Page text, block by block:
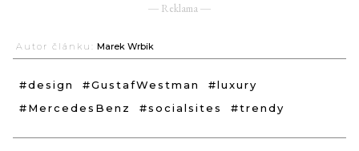
― Reklama ―
Autor článku: Marek Wrbik
#design #GustafWestman
#luxury
#MercedesBenz
#socialsites #trendy